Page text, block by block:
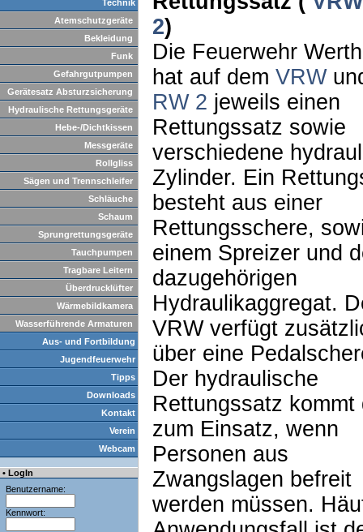
Technik
Atemschutzgeräte
Bekleidung
Funk
Gefahrgutpumpen
Gerätesatz Absturzsicherung
Hydraulische Rettungsgeräte
Hebe-/Dichtkissen
Messgeräte
Rollgliss
Sägen und Trennschleifer
Schläuche
Schaum
Sprungrettungsgeräte
Tauchpumpen
Tragbare Leitern
Überdrucklüfter
Wärmebildkamera
Wasserführende Armaturen
Aus- und Fortbildung
Jugendfeuerwehr
Tipps
Downloads
Kontakt
Verein
Webcam
• LogIn
Benutzername:
Kennwort:
2)
Die Feuerwehr
hat auf dem VRW
RW 2 jeweils einen
Rettungssatz sowie
verschiedene
Zylinder. Ein
besteht aus einer
Rettungsschere,
einem Spreizer und
dazugehörigen
Hydraulikaggregat.
VRW verfügt
über eine
Der hydraulische
Rettungssatz kommt
zum Einsatz, wenn
Personen aus
Zwangslagen befreit
werden müssen.